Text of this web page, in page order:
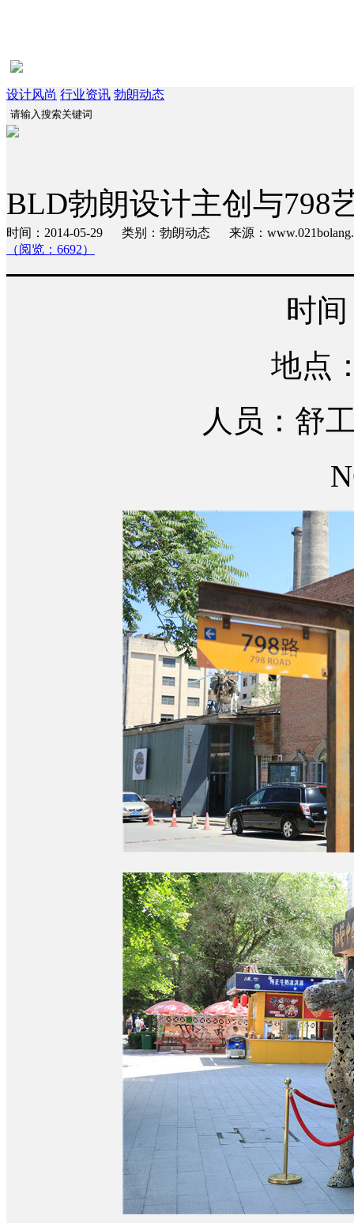
设计风尚 行业资讯 勃朗动态
BLD勃朗设计主创与798
时间：2014-05-29 类别：勃朗动态 来源：
（阅览：6692）
时间：
地点：
人员：舒工
NO